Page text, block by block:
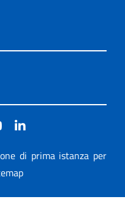
di prima istanza per